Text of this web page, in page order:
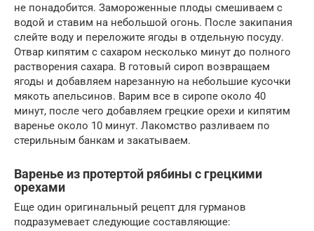
не понадобится. Замороженные плоды смешиваем с
водой и ставим на небольшой огонь. После закипания
слейте воду и переложите ягоды в отдельную посуду.
Отвар кипятим с сахаром несколько минут до полного
растворения сахара. В готовый сироп возвращаем
ягоды и добавляем нарезанную на небольшие кусочки
мякоть апельсинов. Варим все в сиропе около 40
минут, после чего добавляем грецкие орехи и кипятим
варенье около 10 минут. Лакомство разливаем по
стерильным банкам и закатываем.
Варенье из протертой рябины с грецкими
орехами
Еще один оригинальный рецепт для гурманов
подразумевает следующие составляющие: